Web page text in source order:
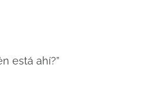
está ahí?”